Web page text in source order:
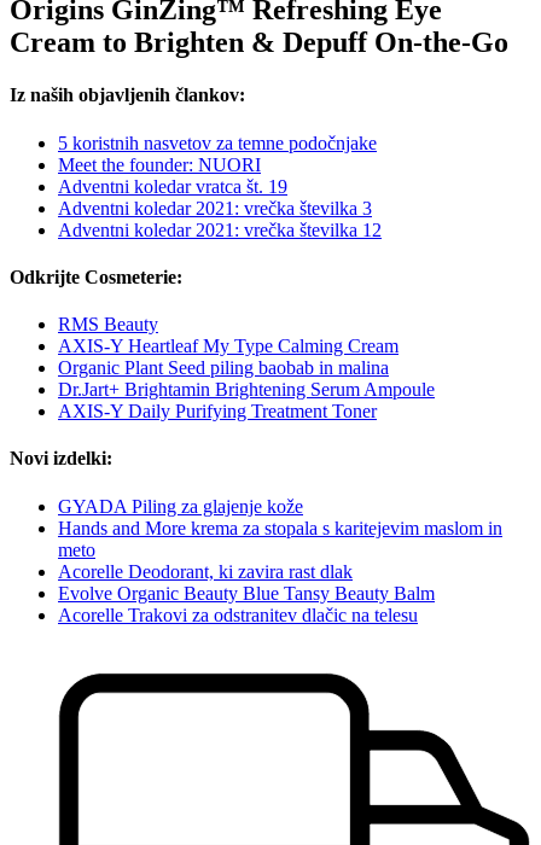
Origins GinZing™ Refreshing Eye
Cream to Brighten & Depuff On-the-Go
Iz naših objavljenih člankov:
5 koristnih nasvetov za temne podočnjake
Meet the founder: NUORI
Adventni koledar vratca št. 19
Adventni koledar 2021: vrečka številka 3
Adventni koledar 2021: vrečka številka 12
Odkrijte Cosmeterie:
RMS Beauty
AXIS-Y Heartleaf My Type Calming Cream
Organic Plant Seed piling baobab in malina
Dr.Jart+ Brightamin Brightening Serum Ampoule
AXIS-Y Daily Purifying Treatment Toner
Novi izdelki:
GYADA Piling za glajenje kože
Hands and More krema za stopala s karitejevim maslom in
meto
Acorelle Deodorant, ki zavira rast dlak
Evolve Organic Beauty Blue Tansy Beauty Balm
Acorelle Trakovi za odstranitev dlačic na telesu